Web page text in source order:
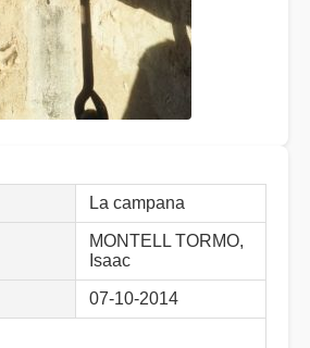
La campana
MONTELL TORMO,
Isaac
07-10-2014